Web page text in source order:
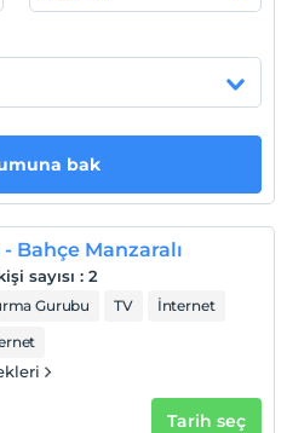
bak
- Bahçe Manzaralı
sayısı : 2
Gurubu TV
İnternet
Tarih seç